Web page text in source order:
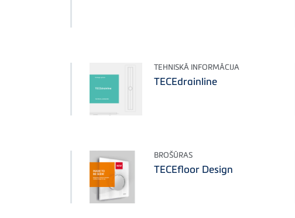
TEHNISKĀ INFORMĀCIJA
TECEdrainline
BROŠŪRAS
TECEfloor Design